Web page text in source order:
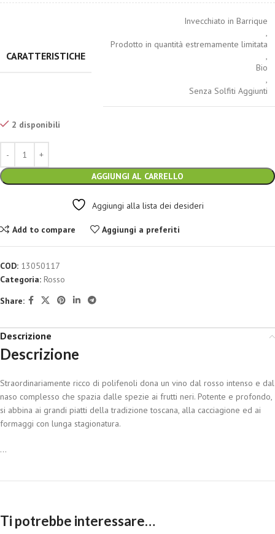
CARATTERISTICHE
Invecchiato in Barrique
,
Prodotto in quantità estremamente limitata
,
Bio
,
Senza Solfiti Aggiunti
2 disponibili
AGGIUNGI AL CARRELLO
Aggiungi alla lista dei desideri
Add to compare Aggiungi a preferiti
COD: 13050117
Categoria: Rosso
Share:
Descrizione
Descrizione
Straordinariamente ricco di polifenoli dona un vino dal rosso intenso e dal
naso complesso che spazia dalle spezie ai frutti neri. Potente e profondo,
si abbina ai grandi piatti della tradizione toscana, alla cacciagione ed ai
formaggi con lunga stagionatura.
...
Ti potrebbe interessare…